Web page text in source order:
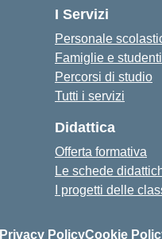
I Servizi
Personale
Famiglie e studenti
Percorsi di studio
Tutti i servizi
Didattica
Offerta formativa
Le schede
I progetti delle
Privacy PolicyCookie